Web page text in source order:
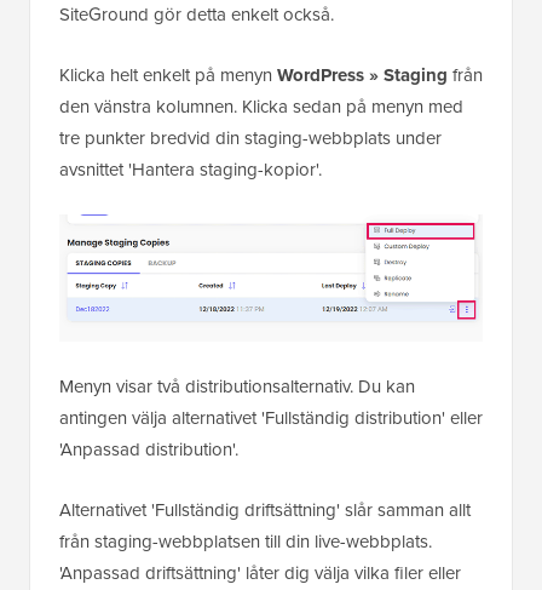
SiteGround gör detta enkelt också.
Klicka helt enkelt på menyn WordPress » Staging från
den vänstra kolumnen. Klicka sedan på menyn med
tre punkter bredvid din staging-webbplats under
avsnittet 'Hantera staging-kopior'.
Menyn visar två distributionsalternativ. Du kan
antingen välja alternativet 'Fullständig distribution' eller
'Anpassad distribution'.
Alternativet 'Fullständig driftsättning' slår samman allt
från staging-webbplatsen till din live-webbplats.
'Anpassad driftsättning' låter dig välja vilka filer eller